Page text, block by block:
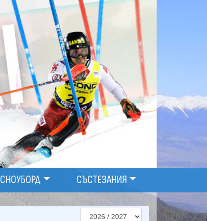
СНОУБОРД СЪСТЕЗАНИЯ